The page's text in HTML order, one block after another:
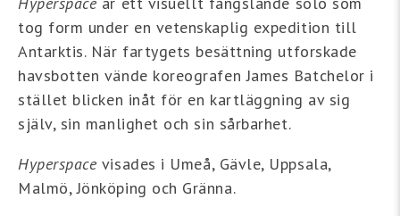
tog form under en vetenskaplig expedition till
Antarktis. När fartygets besättning utforskade
havsbotten vände koreografen James Batchelor i
stället blicken inåt för en kartläggning av sig
själv, sin manlighet och sin sårbarhet.
Hyperspace visades i Umeå, Gävle, Uppsala,
Malmö, Jönköping och Gränna.